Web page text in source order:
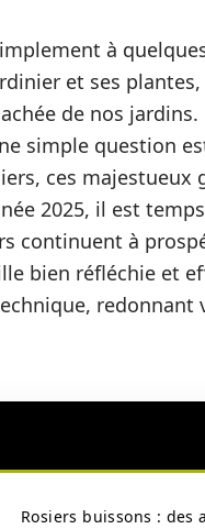
à
et ses
de nos jardins.
simple question
ces majestueux
2025, il est
continuent à
bien réfléchie et
redonnant
Rosiers buissons : des